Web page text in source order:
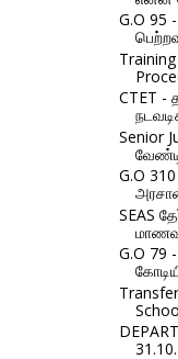
G.O 95
CTET -
Senior
G.O
SEAS
G.O 79